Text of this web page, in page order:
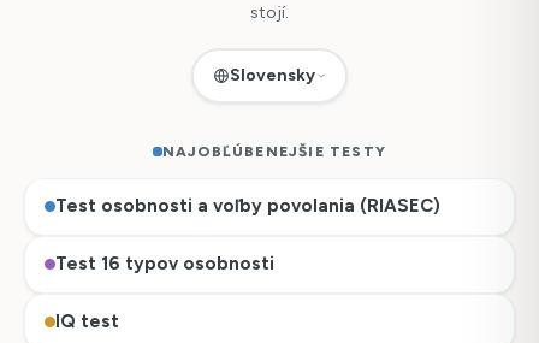
stojí.
Slovensky
NAJOBĽÚBENEJŠIE TESTY
Test osobnosti a voľby povolania (RIASEC)
Test 16 typov osobnosti
IQ test